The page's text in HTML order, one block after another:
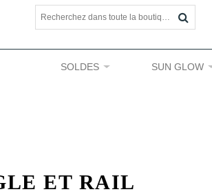
SUN GLOW
SOLDES
ET RAIL